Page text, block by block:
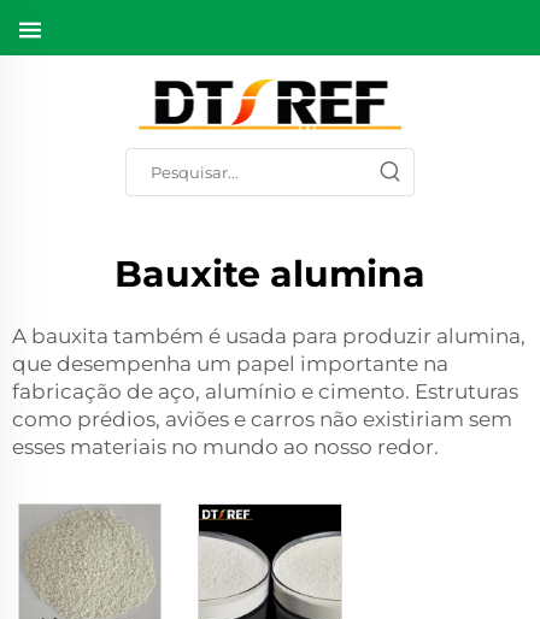
Bauxite alumina
A bauxita também é usada para produzir alumina,
que desempenha um papel importante na
fabricação de aço, alumínio e cimento. Estruturas
como prédios, aviões e carros não existiriam sem
esses materiais no mundo ao nosso redor.